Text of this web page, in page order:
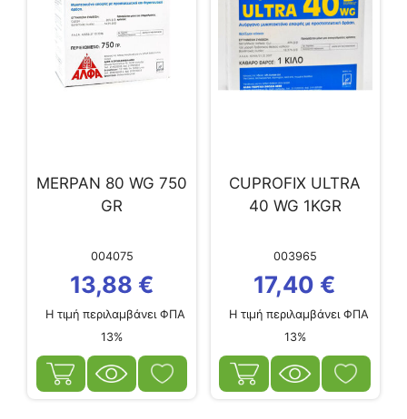
MERPAN 80 WG 750
GR
004075
13,88 €
Η τιμή περιλαμβάνει ΦΠΑ
13%
CUPROFIX ULTRA
40 WG 1KGR
003965
17,40 €
Η τιμή περιλαμβάνει ΦΠΑ
13%